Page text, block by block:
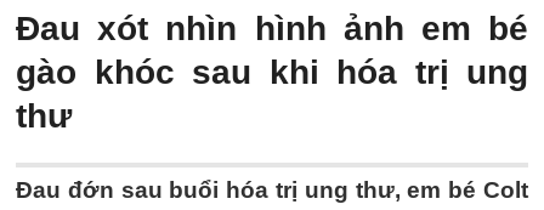
Đau xót nhìn hình ảnh em bé
gào khóc sau khi hóa trị ung
thư
Đau đớn sau buổi hóa trị ung thư, em bé Colt